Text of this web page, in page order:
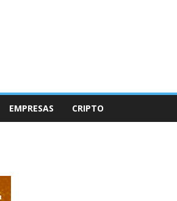
EMPRESAS CRIPTO